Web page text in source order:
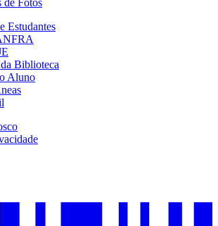
de Fotos
Estudantes
Biblioteca
Aluno